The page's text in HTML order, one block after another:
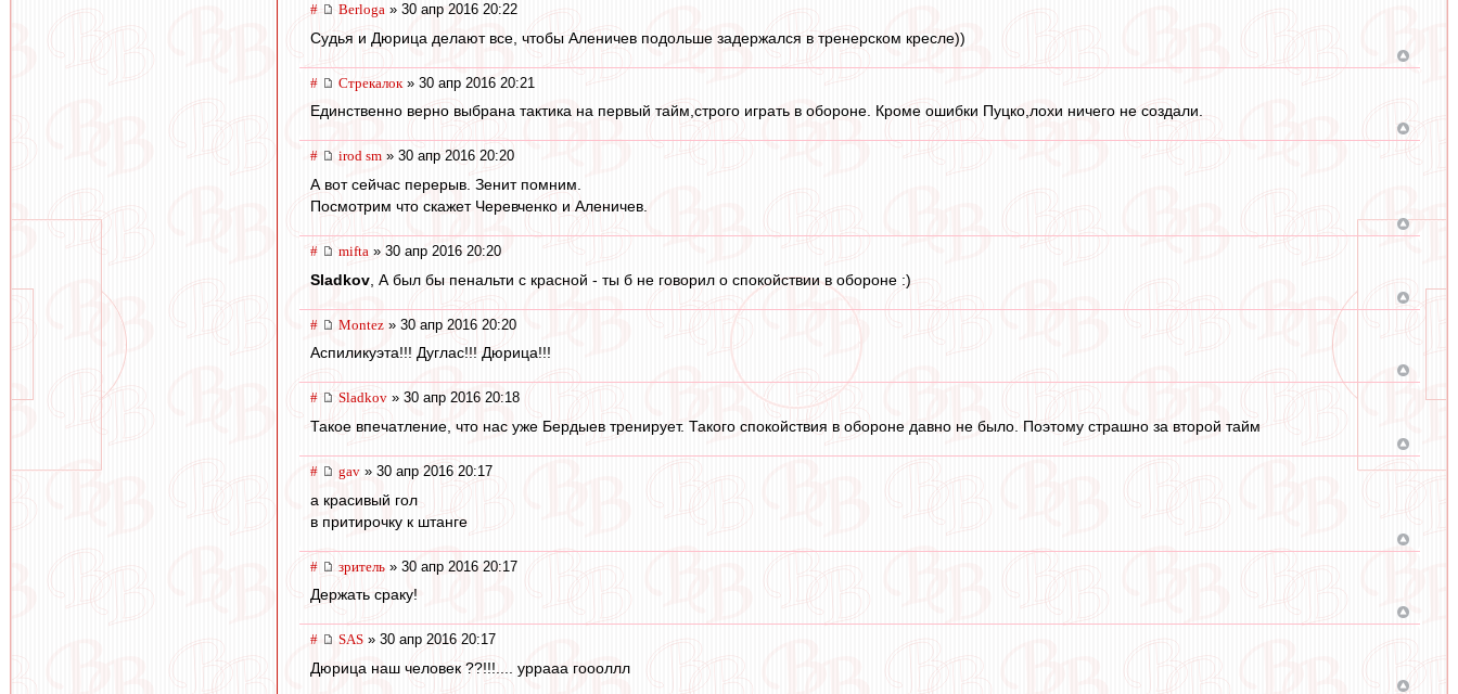
# Berloga » 30 апр 2016 20:22
Судья и Дюрица делают все, чтобы Аленичев подольше задержался в тренерском кресле))
# Стрекалок » 30 апр 2016 20:21
Единственно верно выбрана тактика на первый тайм,строго играть в обороне. Кроме ошибки Пуцко,лохи ничего не создали.
# irod sm » 30 апр 2016 20:20
А вот сейчас перерыв. Зенит помним.
Посмотрим что скажет Черевченко и Аленичев.
# mifta » 30 апр 2016 20:20
Sladkov , А был бы пенальти с красной - ты б не говорил о спокойствии в обороне :)
# Montez » 30 апр 2016 20:20
Аспиликуэта!!! Дуглас!!! Дюрица!!!
# Sladkov » 30 апр 2016 20:18
Такое впечатление, что нас уже Бердыев тренирует. Такого спокойствия в обороне давно не было. Поэтому страшно за второй тайм
# gav » 30 апр 2016 20:17
а красивый гол
в притирочку к штанге
# зpитель » 30 апр 2016 20:17
Держать сраку!
# SAS » 30 апр 2016 20:17
Дюрица наш человек ??!!!.... уррааа гоооллл